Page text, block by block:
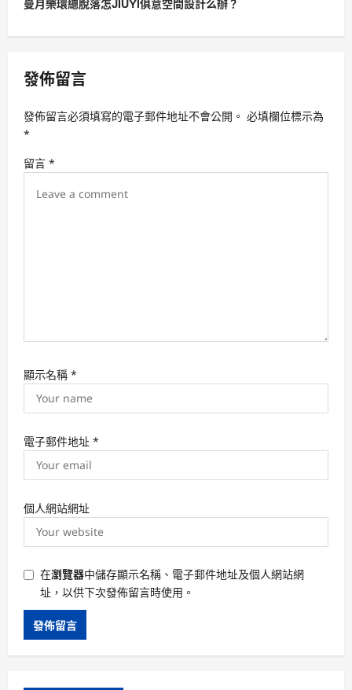
n
a
i
a
t
i
曼月樂環總脫落怎JIUYI俱意空間設計么辦？
發佈留言
發佈留言必須填寫的電子郵件地址不會公開。 必填欄位標示為
*
留言 *
顯示名稱 *
電子郵件地址 *
個人網站網址
在瀏覽器中儲存顯示名稱、電子郵件地址及個人網站網
址，以供下次發佈留言時使用。